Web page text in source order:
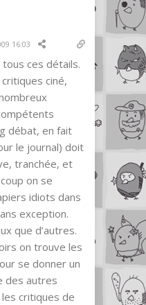
16:03
ces détails.
ciné,
débat, en fait
le journal) doit
tranchée, et
on se
idiots dans
exception.
que d’autres.
on trouve les
se donner un
des autres
les critiques de